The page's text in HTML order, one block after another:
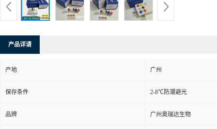
产品详请
产地 广州
保存条件 2-8℃防潮避光
品牌 广州奥瑞达生物